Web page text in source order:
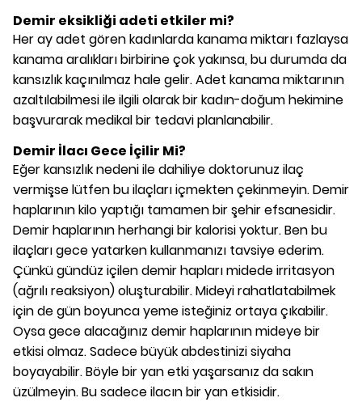
Demir eksikliği adeti etkiler mi?
Her ay adet gören kadınlarda kanama miktarı fazlaysa
kanama aralıkları birbirine çok yakınsa, bu durumda da
kansızlık kaçınılmaz hale gelir. Adet kanama miktarının
azaltılabilmesi ile ilgili olarak bir kadın-doğum hekimine
başvurarak medikal bir tedavi planlanabilir.
Demir İlacı Gece İçilir Mi?
Eğer kansızlık nedeni ile dahiliye doktorunuz ilaç
vermişse lütfen bu ilaçları içmekten çekinmeyin. Demir
haplarının kilo yaptığı tamamen bir şehir efsanesidir.
Demir haplarının herhangi bir kalorisi yoktur. Ben bu
ilaçları gece yatarken kullanmanızı tavsiye ederim.
Çünkü gündüz içilen demir hapları midede irritasyon
(ağrılı reaksiyon) oluşturabilir. Mideyi rahatlatabilmek
için de gün boyunca yeme isteğiniz ortaya çıkabilir.
Oysa gece alacağınız demir haplarının mideye bir
etkisi olmaz. Sadece büyük abdestinizi siyaha
boyayabilir. Böyle bir yan etki yaşarsanız da sakın
üzülmeyin. Bu sadece ilacın bir yan etkisidir.